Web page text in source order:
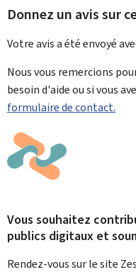
Donnez un avis sur
Votre avis a été envoyé
Nous vous remercions
besoin d'aide ou si vous
formulaire de contact.
Vous souhaitez
publics digitaux et
Rendez-vous sur le site